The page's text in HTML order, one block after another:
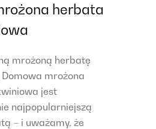
herbata
mrożoną herbatę
mrożona
jest
najpopularniejszą
– i uważamy, że